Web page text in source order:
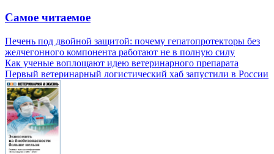
Самое читаемое
Печень под двойной защитой: почему гепатопротекторы без
желчегонного компонента работают не в полную силу
Как ученые воплощают идею ветеринарного препарата
Первый ветеринарный логистический хаб запустили в России